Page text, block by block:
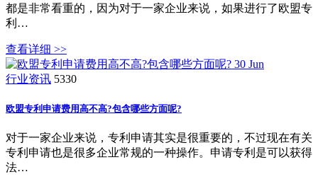
都是非常看重的，因为对于一家企业来说，如果进行了欧盟专
利…
查看详细 >>
30 Jun
行业资讯 5330
欧盟专利申请费用高不高?包含哪些方面呢?
对于一家企业来说，专利申请其实是很重要的，不过现在有关
专利申请也是很多企业常规的一种操作。申请专利是可以获得
法…